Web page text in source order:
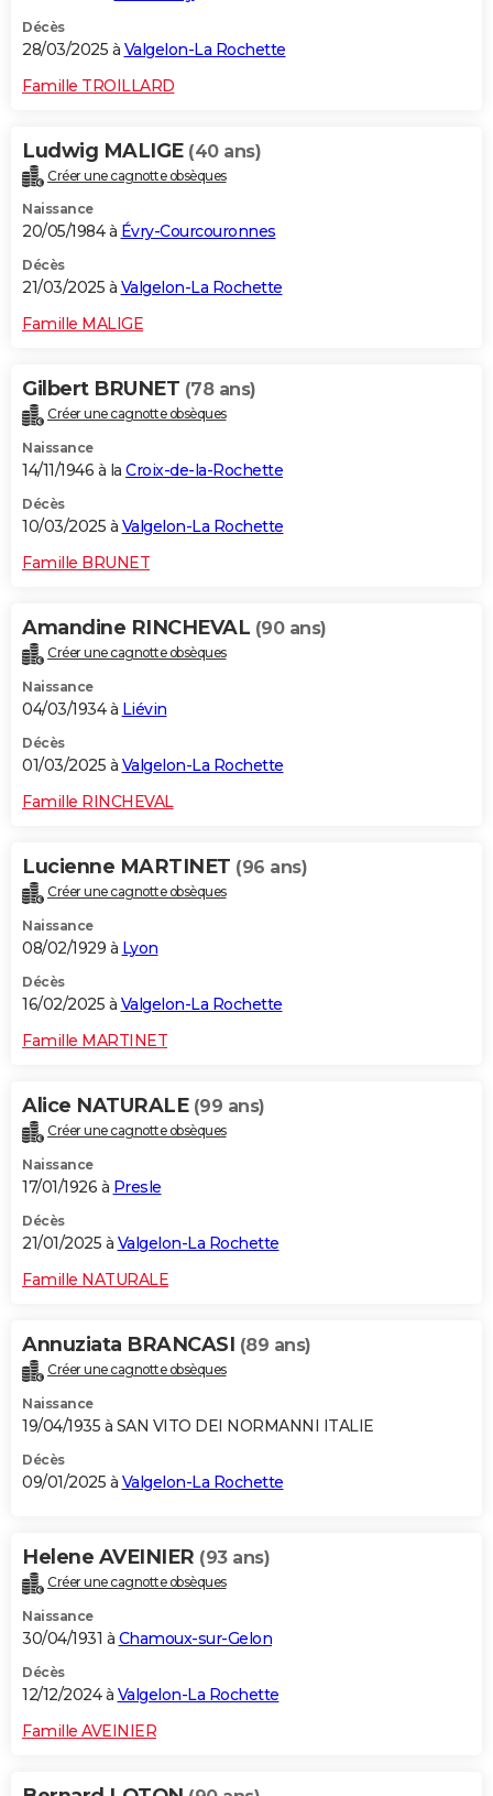
Décès
28/03/2025 à Valgelon-La Rochette
Famille TROILLARD
Ludwig MALIGE (40 ans)
Créer une cagnotte obsèques
Naissance
20/05/1984 à Évry-Courcouronnes
Décès
21/03/2025 à Valgelon-La Rochette
Famille MALIGE
Gilbert BRUNET (78 ans)
Créer une cagnotte obsèques
Naissance
14/11/1946 à la Croix-de-la-Rochette
Décès
10/03/2025 à Valgelon-La Rochette
Famille BRUNET
Amandine RINCHEVAL (90 ans)
Créer une cagnotte obsèques
Naissance
04/03/1934 à Liévin
Décès
01/03/2025 à Valgelon-La Rochette
Famille RINCHEVAL
Lucienne MARTINET (96 ans)
Créer une cagnotte obsèques
Naissance
08/02/1929 à Lyon
Décès
16/02/2025 à Valgelon-La Rochette
Famille MARTINET
Alice NATURALE (99 ans)
Créer une cagnotte obsèques
Naissance
17/01/1926 à Presle
Décès
21/01/2025 à Valgelon-La Rochette
Famille NATURALE
Annuziata BRANCASI (89 ans)
Créer une cagnotte obsèques
Naissance
19/04/1935 à SAN VITO DEI NORMANNI ITALIE
Décès
09/01/2025 à Valgelon-La Rochette
Helene AVEINIER (93 ans)
Créer une cagnotte obsèques
Naissance
30/04/1931 à Chamoux-sur-Gelon
Décès
12/12/2024 à Valgelon-La Rochette
Famille AVEINIER